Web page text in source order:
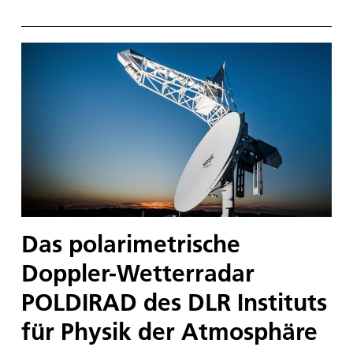
Das polarimetrische
Doppler-Wetterradar
POLDIRAD des DLR Instituts
für Physik der Atmosphäre